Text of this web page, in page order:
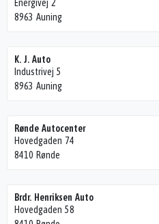
Energivej 2
8963 Auning
K. J. Auto
Industrivej 5
8963 Auning
Rønde Autocenter
Hovedgaden 74
8410 Rønde
Brdr. Henriksen Auto
Hovedgaden 58